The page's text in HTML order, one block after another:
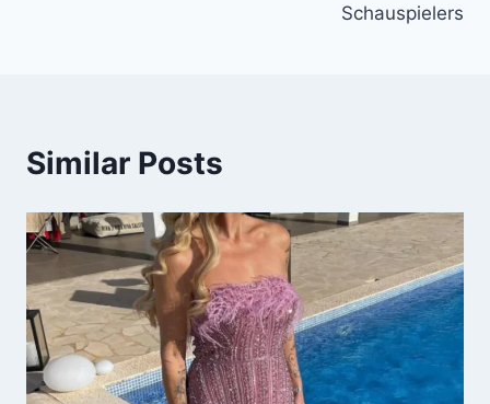
Schauspielers
Similar Posts